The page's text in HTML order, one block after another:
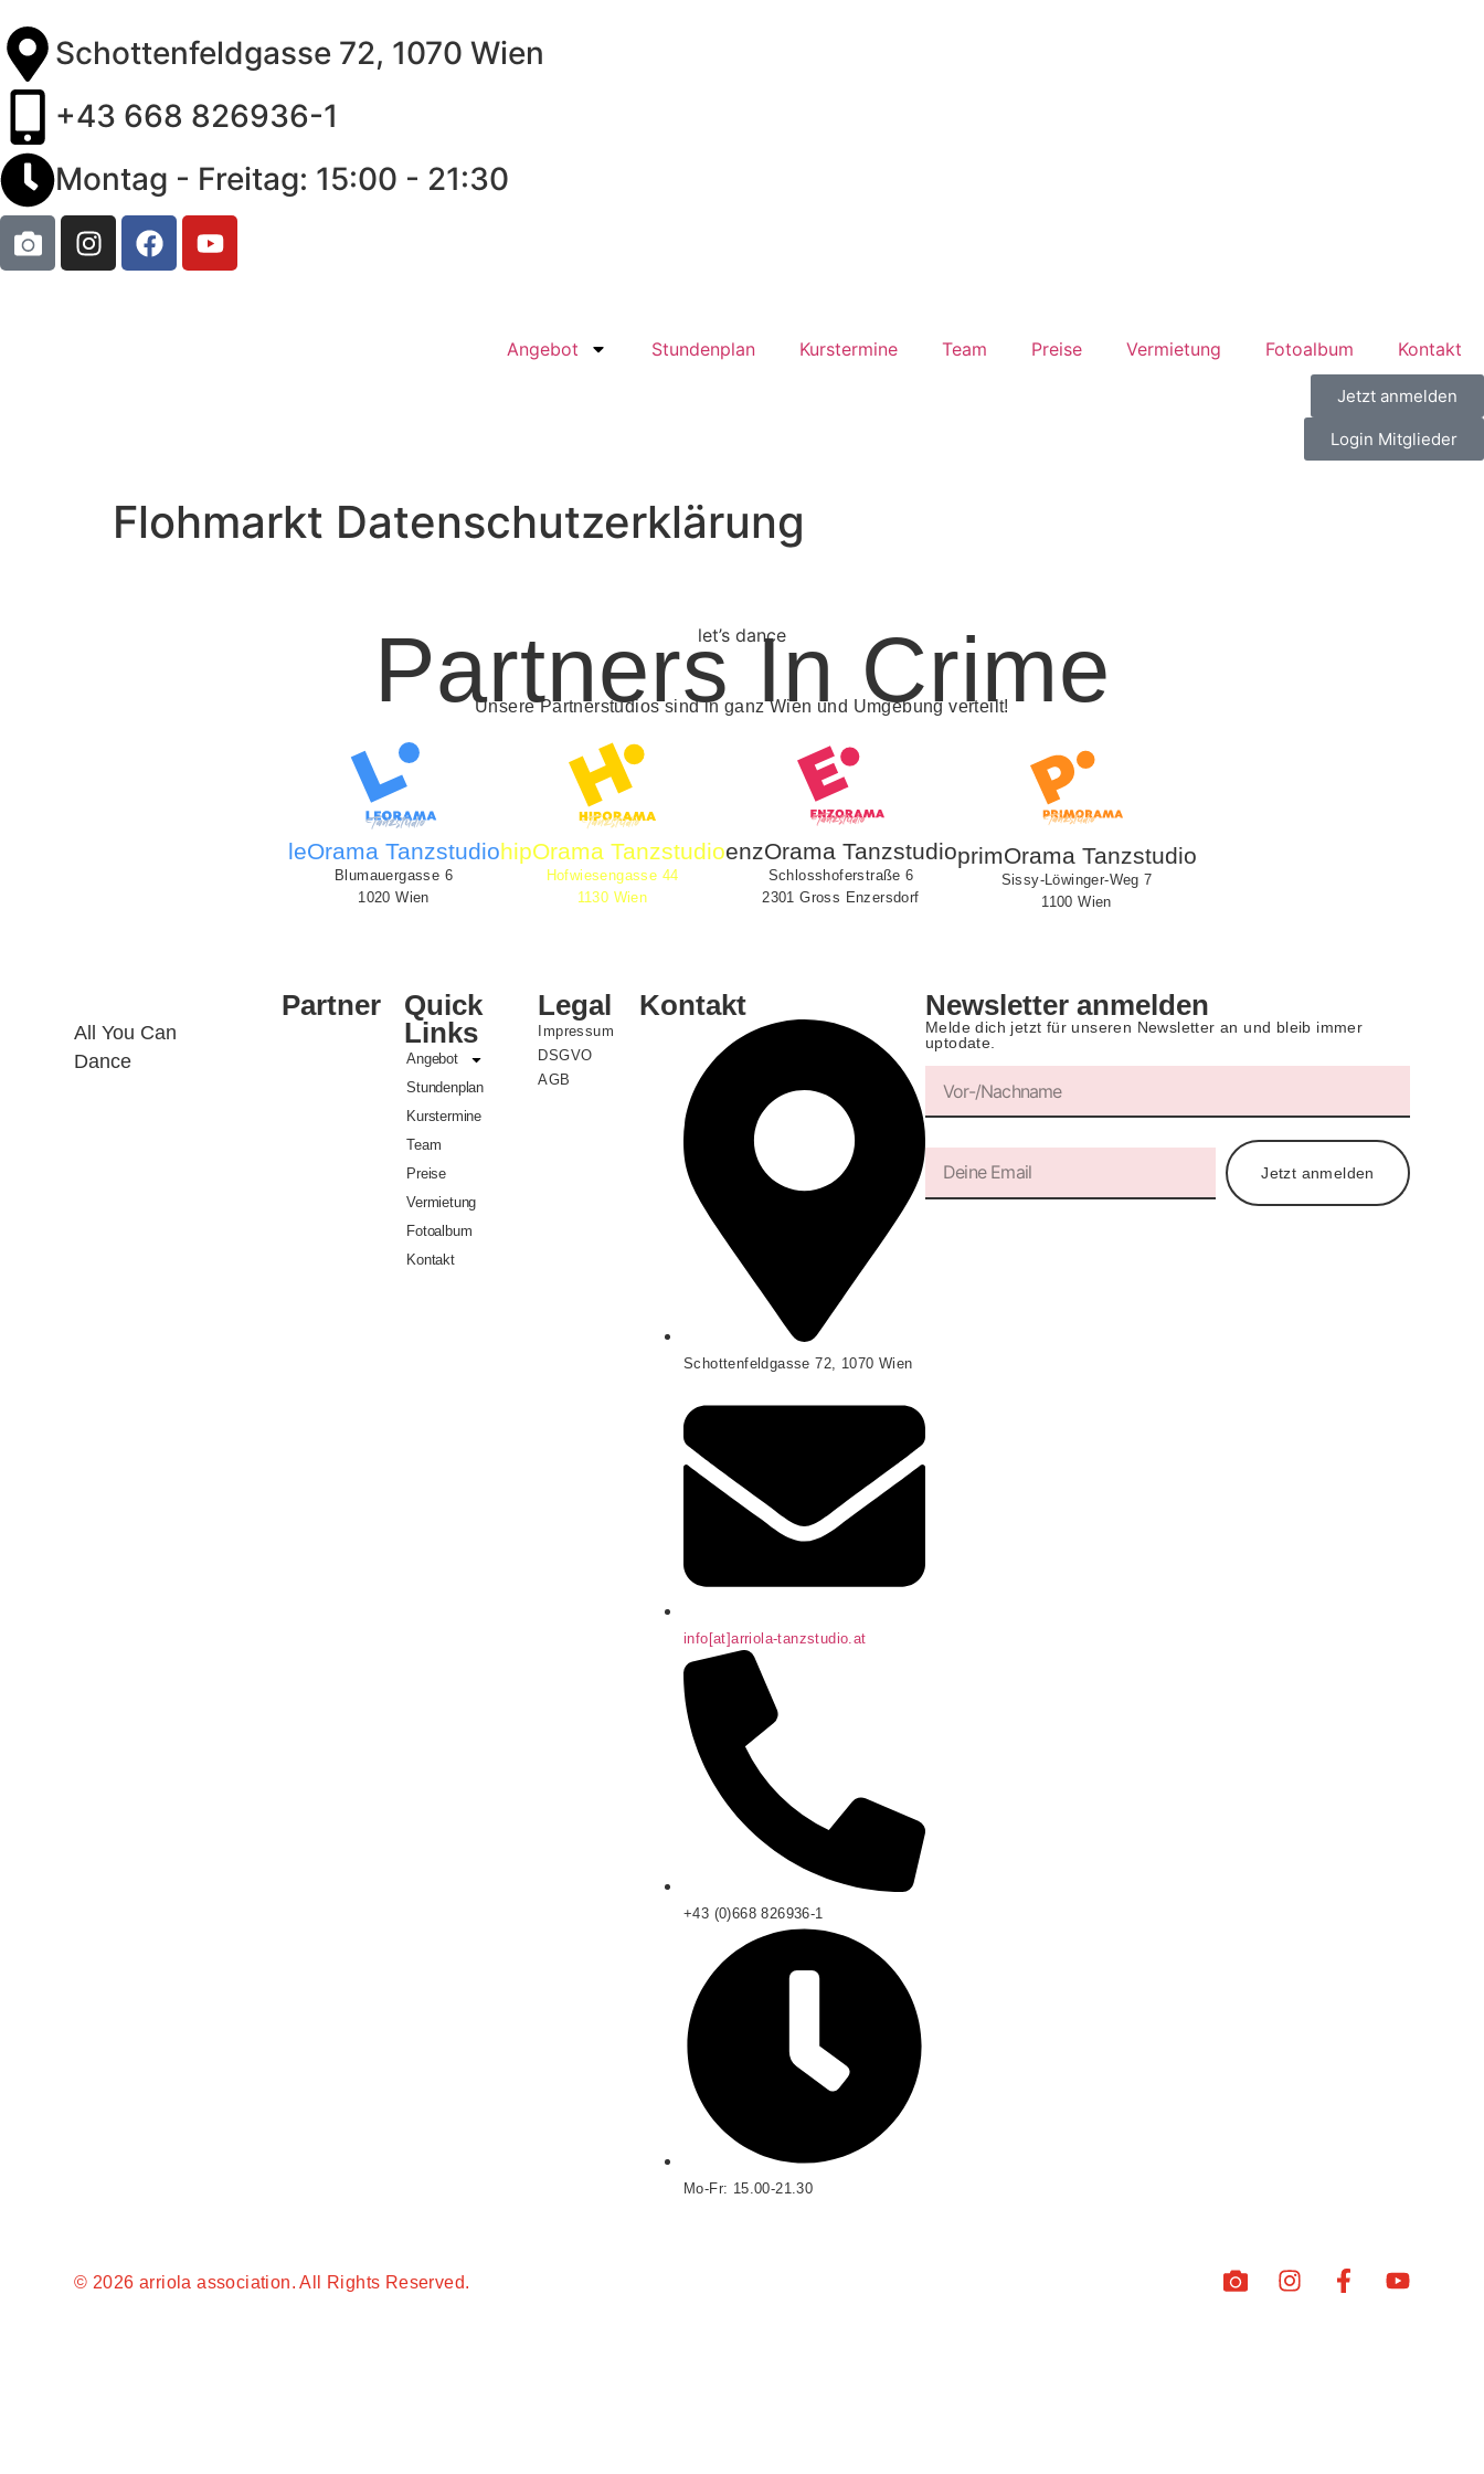
Schottenfeldgasse 72, 1070 Wien
+43 668 826936-1
Montag - Freitag: 15:00 - 21:30
Angebot Stundenplan Kurstermine Team Preise Vermietung Fotoalbum Kontakt
Jetzt anmelden
Login Mitglieder
Flohmarkt Datenschutzerklärung
let’s dance
Partners In Crime
Unsere Partnerstudios sind in ganz Wien und Umgebung verteilt!
leOrama Tanzstudio
Blumauergasse 6
1020 Wien
hipOrama Tanzstudio
Hofwiesengasse 44
1130 Wien
enzOrama Tanzstudio
Schlosshoferstraße 6
2301 Gross Enzersdorf
primOrama Tanzstudio
Sissy-Löwinger-Weg 7
1100 Wien
All You Can
Dance
Partner
Quick
Links
Angebot
Stundenplan
Kurstermine
Team
Preise
Vermietung
Fotoalbum
Kontakt
Legal
Impressum
DSGVO
AGB
Kontakt
Schottenfeldgasse 72, 1070 Wien
info[at]arriola-tanzstudio.at
+43 (0)668 826936-1
Mo-Fr: 15.00-21.30
Newsletter anmelden
Melde dich jetzt für unseren Newsletter an und bleib immer
uptodate.
Jetzt anmelden
© 2026 arriola association. All Rights Reserved.